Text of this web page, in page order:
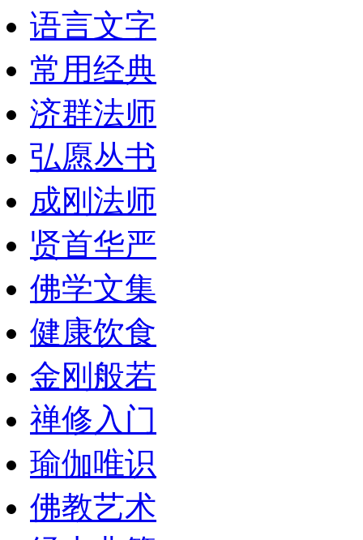
语言文字
常用经典
济群法师
弘愿丛书
成刚法师
贤首华严
佛学文集
健康饮食
金刚般若
禅修入门
瑜伽唯识
佛教艺术